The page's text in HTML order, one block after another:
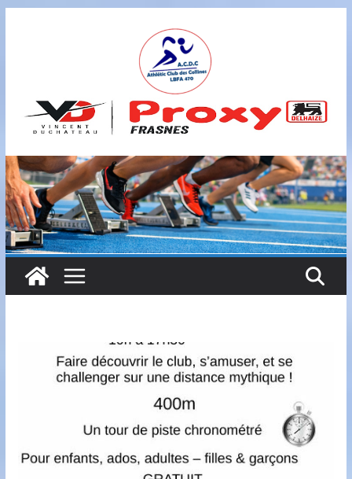
A
S
B
,
L
B
F
A
7